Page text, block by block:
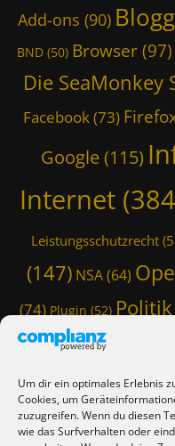
Um dir ein optimales Erlebnis
Cookies, um
zuzugreifen. Wenn du diesen
wie das Surfverhalten oder
Add-ons (90)
BND (50) Browser (97)
Die SeaMonkey
Facebook(73)
Google(115)
Internet
Leistungsschutzrecht
(147) NSA(64)
(74) Plugin (52) Politik
(117)Schwarze
(79) Thunderbird